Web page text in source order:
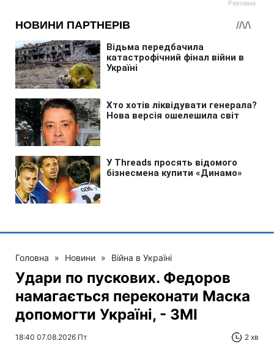
Головна » Новини » Війна в Україні
Удари по пускових. Федоров
намагається переконати Маска
допомогти Україні, - ЗМІ
18:40 07.08.2026 Пт 2 хв